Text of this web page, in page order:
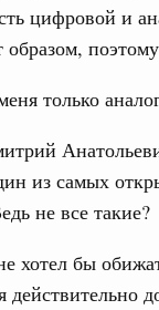
цифровой и
только
из самых
не все такие?
хотел бы
действительно
с зарубежными
с
Маратом